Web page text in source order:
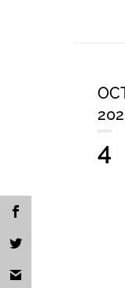
4